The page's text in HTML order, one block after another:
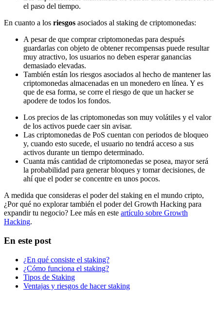
el paso del tiempo.
En cuanto a los riesgos asociados al staking de criptomonedas:
A pesar de que comprar criptomonedas para después
guardarlas con objeto de obtener recompensas puede resultar
muy atractivo, los usuarios no deben esperar ganancias
demasiado elevadas.
También están los riesgos asociados al hecho de mantener las
criptomonedas almacenadas en un monedero en línea. Y es
que de esa forma, se corre el riesgo de que un hacker se
apodere de todos los fondos.
Los precios de las criptomonedas son muy volátiles y el valor
de los activos puede caer sin avisar.
Las criptomonedas de PoS cuentan con periodos de bloqueo
y, cuando esto sucede, el usuario no tendrá acceso a sus
activos durante un tiempo determinado.
Cuanta más cantidad de criptomonedas se posea, mayor será
la probabilidad para generar bloques y tomar decisiones, de
ahí que el poder se concentre en unos pocos.
A medida que consideras el poder del staking en el mundo cripto,
¿Por qué no explorar también el poder del Growth Hacking para
expandir tu negocio? Lee más en este artículo sobre Growth
Hacking.
En este post
¿En qué consiste el staking?
¿Cómo funciona el staking?
Tipos de Staking
Ventajas y riesgos de hacer staking